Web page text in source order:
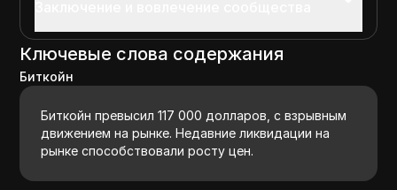
Ключевые слова содержания
Биткойн
Биткойн превысил 117 000 долларов, с взрывным
движением на рынке. Недавние ликвидации на
рынке способствовали росту цен.